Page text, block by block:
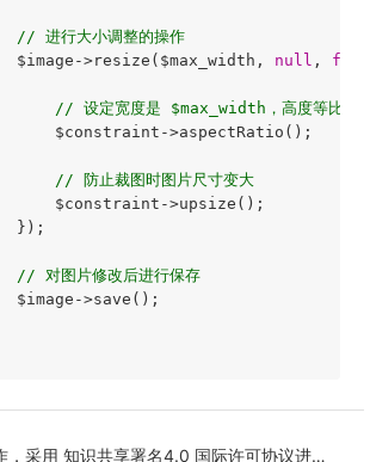
// 进行大小调整的操作
$image->resize($max_width,
null ,
// 设定宽度是 $max_width，高度等比例
$constraint->aspectRatio();
// 防止裁图时图片尺寸变大
$constraint->upsize();
});
// 对图片修改后进行保存
$image->save();
，采用 知识共享署名4.0 国际许可协议进行许可